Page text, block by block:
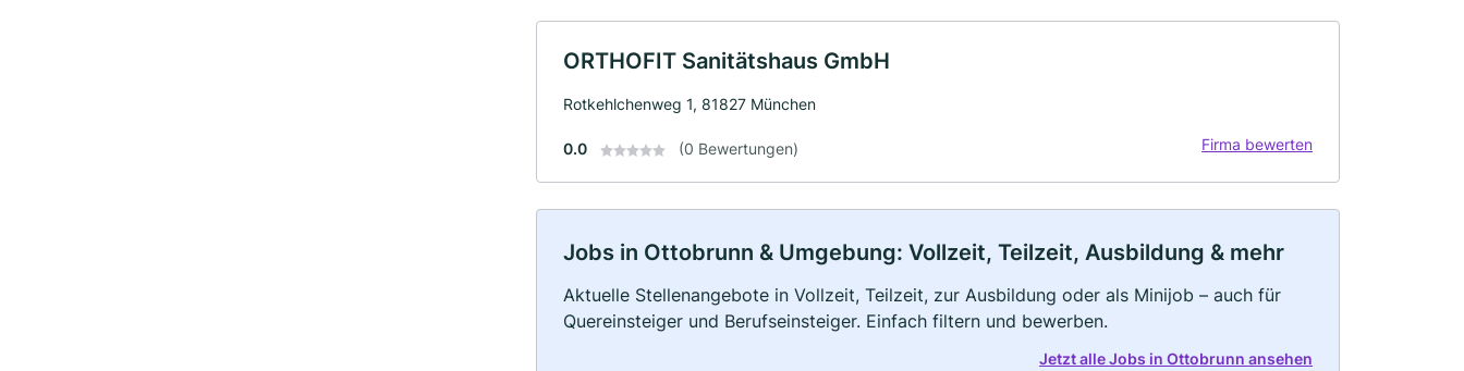
ORTHOFIT Sanitätshaus GmbH
Rotkehlchenweg 1, 81827 München
0.0 (0 Bewertungen) Firma bewerten
Jobs in Ottobrunn & Umgebung: Vollzeit, Teilzeit, Ausbildung & mehr
Aktuelle Stellenangebote in Vollzeit, Teilzeit, zur Ausbildung oder als Minijob – auch für
Quereinsteiger und Berufseinsteiger. Einfach filtern und bewerben.
Jetzt alle Jobs in Ottobrunn ansehen